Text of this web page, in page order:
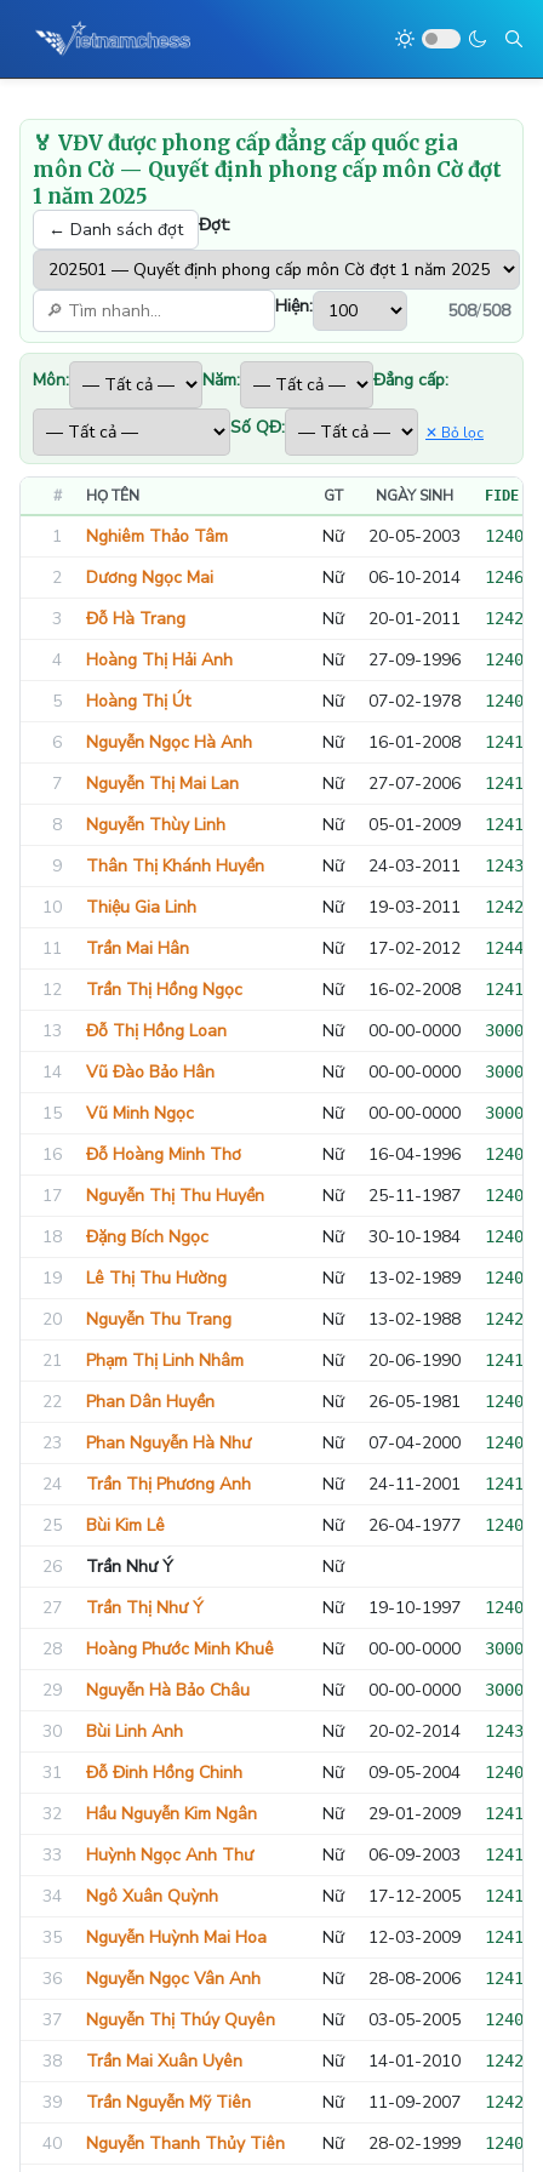
🏅 VĐV được phong cấp đẳng cấp quốc gia
môn Cờ — Quyết định phong cấp môn Cờ đợt
1 năm 2025
← Danh sách đợt Đợt:
Hiện: 508/508
Môn: Năm: Đẳng cấp:
Số QĐ: ✕ Bỏ lọc
# HỌ TÊN GT NGÀY SINH FIDE ID
1 Nghiêm Thảo Tâm Nữ 20-05-2003
2 Dương Ngọc Mai Nữ 06-10-2014
3 Đỗ Hà Trang Nữ 20-01-2011
4 Hoàng Thị Hải Anh Nữ 27-09-1996
5 Hoàng Thị Út Nữ 07-02-1978
6 Nguyễn Ngọc Hà Anh Nữ 16-01-2008
7 Nguyễn Thị Mai Lan Nữ 27-07-2006
8 Nguyễn Thùy Linh Nữ 05-01-2009
9 Thân Thị Khánh Huyền Nữ 24-03-2011
10 Thiệu Gia Linh Nữ 19-03-2011
11 Trần Mai Hân Nữ 17-02-2012
12 Trần Thị Hồng Ngọc Nữ 16-02-2008
13 Đỗ Thị Hồng Loan Nữ 00-00-0000
14 Vũ Đào Bảo Hân Nữ 00-00-0000
15 Vũ Minh Ngọc Nữ 00-00-0000
16 Đỗ Hoàng Minh Thơ Nữ 16-04-1996
17 Nguyễn Thị Thu Huyền Nữ 25-11-1987
18 Đặng Bích Ngọc Nữ 30-10-1984
19 Lê Thị Thu Hường Nữ 13-02-1989
20 Nguyễn Thu Trang Nữ 13-02-1988
21 Phạm Thị Linh Nhâm Nữ 20-06-1990
22 Phan Dân Huyền Nữ 26-05-1981
23 Phan Nguyễn Hà Như Nữ 07-04-2000
24 Trần Thị Phương Anh Nữ 24-11-2001
25 Bùi Kim Lê Nữ 26-04-1977
26 Trần Như Ý
Nữ
27
Trần Thị Như Ý Nữ 19-10-1997
28 Hoàng Phước Minh Khuê Nữ 00-00-0000
29 Nguyễn Hà Bảo Châu Nữ 00-00-0000
30 Bùi Linh Anh Nữ 20-02-2014
31 Đỗ Đinh Hồng Chinh Nữ 09-05-2004
32 Hầu Nguyễn Kim Ngân Nữ 29-01-2009
33 Huỳnh Ngọc Anh Thư Nữ 06-09-2003
34 Ngô Xuân Quỳnh Nữ 17-12-2005
35 Nguyễn Huỳnh Mai Hoa Nữ 12-03-2009
36 Nguyễn Ngọc Vân Anh Nữ 28-08-2006
37 Nguyễn Thị Thúy Quyên Nữ 03-05-2005
38 Trần Mai Xuân Uyên Nữ 14-01-2010
39 Trần Nguyễn Mỹ Tiên Nữ 11-09-2007
40 Nguyễn Thanh Thủy Tiên Nữ 28-02-1999